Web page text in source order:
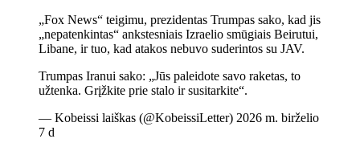
„Fox News“ teigimu, prezidentas Trumpas sako, kad jis
„nepatenkintas“ ankstesniais Izraelio smūgiais Beirutui,
Libane, ir tuo, kad atakos nebuvo suderintos su JAV.
Trumpas Iranui sako: „Jūs paleidote savo raketas, to
užtenka. Grįžkite prie stalo ir susitarkite“.
— Kobeissi laiškas (@KobeissiLetter) 2026 m. birželio
7 d